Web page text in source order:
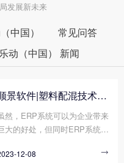
发展新未来
中国）
常见问答
动（中国） 新闻
顺景软件|塑料配混技术论坛上展示数字化的力量
然，ERP系统可以为企业带来
大的好处，但同时ERP系统的
是在当今的这种商业环境中，
12-08 